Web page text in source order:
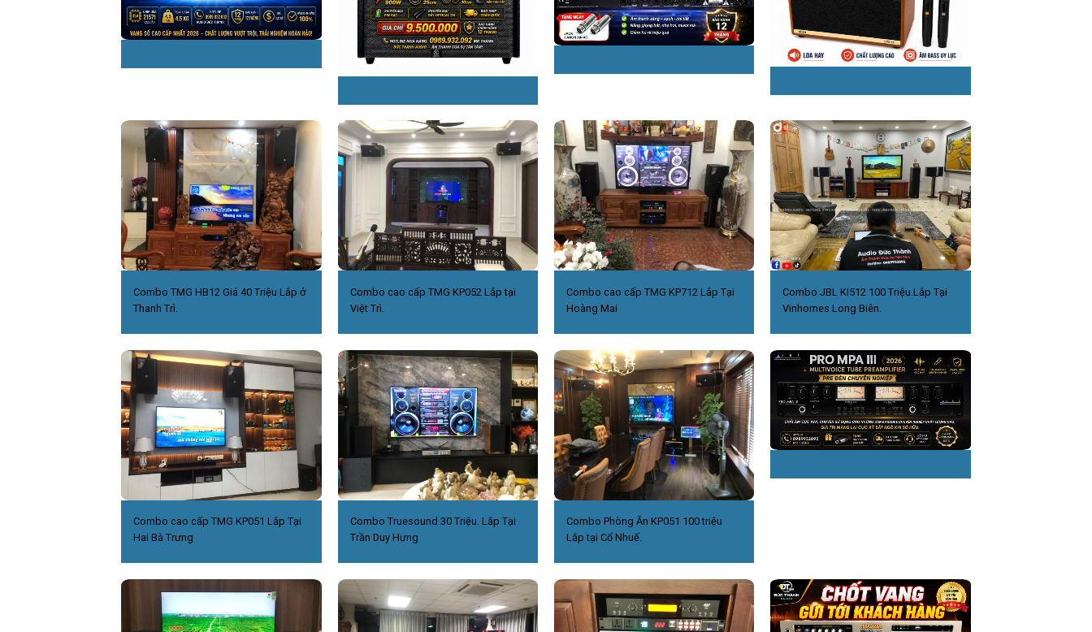
Combo TMG HB12 Giá 40 Triệu Lắp ở
Thanh Trì.
Combo cao cấp TMG KP052 Lắp tại
Việt Trì.
Combo cao cấp TMG KP712 Lắp Tại
Hoàng Mai
Combo JBL KI512 100 Triệu.Lắp Tại
Vinhomes Long Biên.
Combo cao cấp TMG KP051 Lắp Tại
Hai Bà Trưng
Combo Truesound 30 Triệu. Lắp Tại
Trần Duy Hưng
Combo Phòng Ăn KP051 100 triệu
Lắp tại Cổ Nhuế.